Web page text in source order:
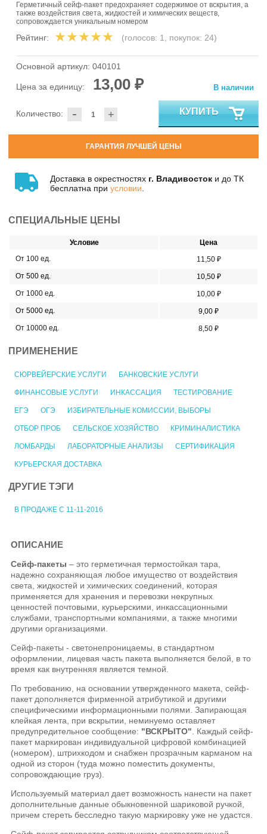
Герметичный сейф-пакет предохраняет содержимое от вскрытия, а
также воздействия света, жидкостей и химических веществ,
сопровождается уникальным номером
Рейтинг: (голосов: 1, покупок: 24)
Основной артикул: 040101
Цена за единицу: 13,00 ₽
- +
Количество:
В наличии
КУПИТЬ
ГАРАНТИЯ ЛУЧШЕЙ ЦЕНЫ
Доставка в окрестностях г. Владивосток и до ТК
бесплатна при условии
СПЕЦИАЛЬНЫЕ ЦЕНЫ
Условие
Цена
От 100 ед.
11,50 ₽
От 500 ед.
10,50 ₽
От 1000 ед.
10,00 ₽
От 5000 ед.
9,00 ₽
От 10000 ед.
8,50 ₽
ПРИМЕНЕНИЕ
СЮРВЕЙЕРСКИЕ УСЛУГИ БАНКОВСКИЕ УСЛУГИ
ФИНАНСОВЫЕ УСЛУГИ ИНКАССАЦИЯ ТЕСТИРОВАНИЕ
ЕГЭ ОГЭ ИЗБИРАТЕЛЬНЫЕ КОМИССИИ, ВЫБОРЫ
ОТБОР ПРОБ СЕЛЬСКОЕ ХОЗЯЙСТВО КРИМИНАЛИСТИКА
ЛОМБАРДЫ ЛАБОРАТОРНЫЕ АНАЛИЗЫ СЕРТИФИКАЦИЯ
КУРЬЕРСКАЯ ДОСТАВКА
ДРУГИЕ ТЭГИ
В ПРОДАЖЕ С 11-11-2016
ОПИСАНИЕ
Сейф-пакеты – это герметичная термостойкая тара,
надежно сохраняющая любое имущество от воздействия
света, жидкостей и химических соединений, которая
применяется для хранения и перевозки некрупных
ценностей почтовыми, курьерскими, инкассационными
службами, транспортными компаниями, а также многими
другими организациями.
Сейф-пакеты - светонепроницаемы, в стандартном
оформлении, лицевая часть пакета выполняется белой, в то
время как внутренняя является темной.
По требованию, на основании утвержденного макета, сейф-
пакет дополняется фирменной атрибутикой и другими
специфическими информационными полями. Запирающая
клейкая лента, при вскрытии, неминуемо оставляет
предупредительное сообщение: "ВСКРЫТО" . Каждый сейф-
пакет маркирован индивидуальной цифровой комбинацией
(номером), штрихкодом и снабжен прозрачным карманом на
одной из сторон (туда можно поместить документы,
сопровождающие груз).
Используемый материал дает возможность нанести на пакет
дополнительные данные обыкновенной шариковой ручкой,
причем стереть бесследно такую маркировку уже не удастся.